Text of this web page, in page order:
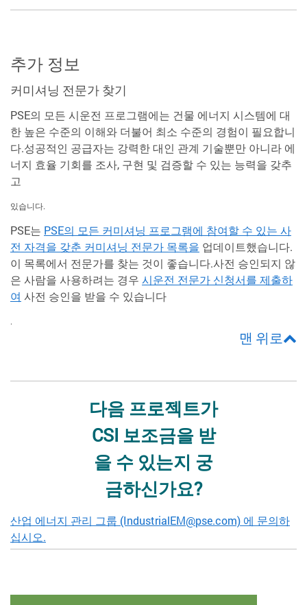
추가 정보
커미셔닝 전문가 찾기
PSE의 모든 시운전 프로그램에는 건물 에너지 시스템에 대
한 높은 수준의 이해와 더불어 최소 수준의 경험이 필요합니
다.성공적인 공급자는 강력한 대인 관계 기술뿐만 아니라 에
너지 효율 기회를 조사, 구현 및 검증할 수 있는 능력을 갖추
고
있습니다.
PSE는 PSE의 모든 커미셔닝 프로그램에 참여할 수 있는 사
전 자격을 갖춘 커미셔닝 전문가 목록을 업데이트했습니다.
이 목록에서 전문가를 찾는 것이 좋습니다.사전 승인되지 않
은 사람을 사용하려는 경우 시운전 전문가 신청서를 제출하
여 사전 승인을 받을 수 있습니다
.
맨 위로
다음 프로젝트가
CSI 보조금을 받
을 수 있는지 궁
금하신가요?
산업 에너지 관리 그룹 (IndustrialEM@pse.com) 에 문의하
십시오.